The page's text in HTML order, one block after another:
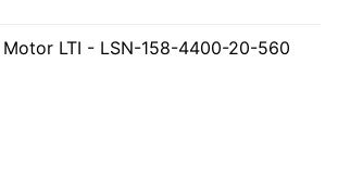
Motor LTI - LSN-158-4400-20-560